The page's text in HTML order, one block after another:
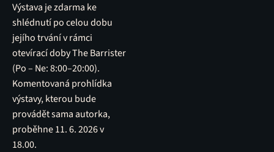
Výstava je zdarma ke
shlédnutí po celou dobu
jejího trvání v rámci
otevírací doby The Barrister
(Po – Ne: 8:00–⁠20:00).
Komentovaná prohlídka
výstavy, kterou bude
provádět sama autorka,
proběhne 11. 6. 2026 v
18.00.